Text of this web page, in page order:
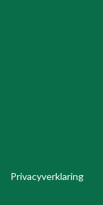
Privacyverklaring